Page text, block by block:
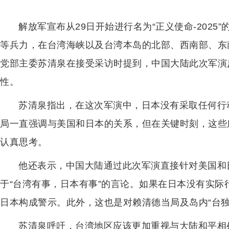
解放军宣布从29日开始进行名为“正义使命-
等兵力，在台湾海峡以及台湾本岛的北部、西南部、
党部主委苏清泉在接受采访时提到，中国大陆此次军
性。
苏清泉指出，在这次军演中，日本没有采取任何
局一直强调与美国和日本的关系，但在关键时刻，这
认真思考。
他还表示，中国大陆通过此次军演直接针对美国
于“台湾有事，日本有事”的言论。如果在日本没有实
日本构成警示。此外，这也是对赖清德当局及岛内“台
苏清泉呼吁，台湾地区应该更加重视与大陆和平